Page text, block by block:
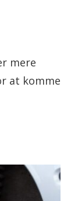
mere
at komme